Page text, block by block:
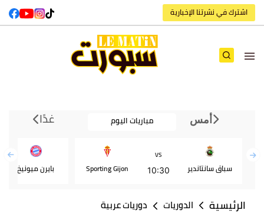
اشترك في نشرتنا الإخبارية
أمس مباريات اليوم غدًا
سباق سانتاندير
VS
10:30
Sporting Gijon بايرن ميونيخ
الرئيسية الدوريات دوريات عربية